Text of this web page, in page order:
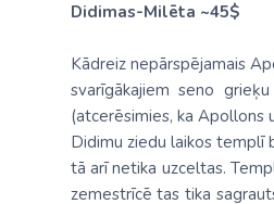
Didimas-Milēta ~45$
Kādreiz nepārspējamais
svarīgākajiem seno
(atcerēsimies, ka Apollons
Didimu ziedu laikos templī
tā arī netika uzceltas.
zemestrīcē tas tika